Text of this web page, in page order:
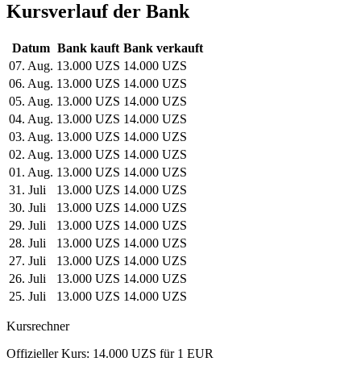
Kursverlauf der Bank
Datum Bank kauft Bank verkauft
07. Aug. 13.000 UZS 14.000 UZS
06. Aug. 13.000 UZS 14.000 UZS
05. Aug. 13.000 UZS 14.000 UZS
04. Aug. 13.000 UZS 14.000 UZS
03. Aug. 13.000 UZS 14.000 UZS
02. Aug. 13.000 UZS 14.000 UZS
01. Aug. 13.000 UZS 14.000 UZS
31. Juli
13.000 UZS 14.000 UZS
30. Juli
13.000 UZS 14.000 UZS
29. Juli
13.000 UZS 14.000 UZS
28. Juli
13.000 UZS 14.000 UZS
27. Juli
13.000 UZS 14.000 UZS
26. Juli
13.000 UZS 14.000 UZS
25. Juli
13.000 UZS 14.000 UZS
Kursrechner
Offizieller Kurs: 14.000 UZS für 1 EUR